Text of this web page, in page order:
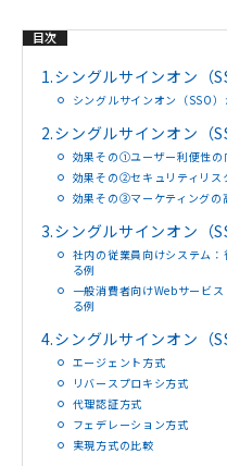
目次
1.シングルサインオン（
シングルサインオン（SSO
2.シングルサインオン（
効果その①ユーザー利便性の
効果その②セキュリティリス
効果その③マーケティングの
3.シングルサインオン（
社内の従業員向けシステム
る例
一般消費者向けWebサービ
る例
4.シングルサインオン（
エージェント方式
リバースプロキシ方式
代理認証方式
フェデレーション方式
実現方式の比較